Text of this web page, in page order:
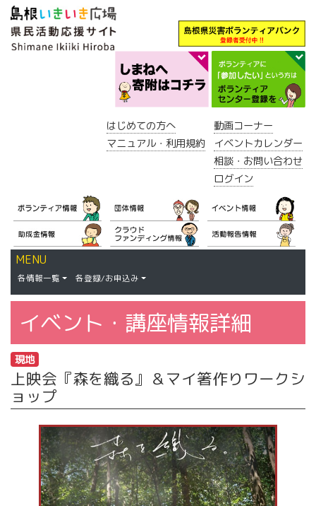
はじめての方へ
マニュアル・利用規約
動画コーナー
イベントカレンダー
相談・お問い合わせ
ログイン
MENU
各情報一覧 各登録/お申込み
イベント・講座情報詳細
現地
上映会『森を織る』＆マイ箸作りワークシ
ョップ